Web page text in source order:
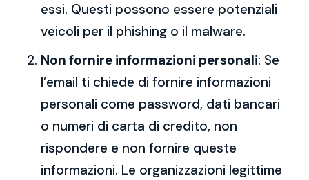
essi. Questi possono essere potenziali
veicoli per il phishing o il malware.
Non fornire informazioni personali: Se
l’email ti chiede di fornire informazioni
personali come password, dati bancari
o numeri di carta di credito, non
rispondere e non fornire queste
informazioni. Le organizzazioni legittime